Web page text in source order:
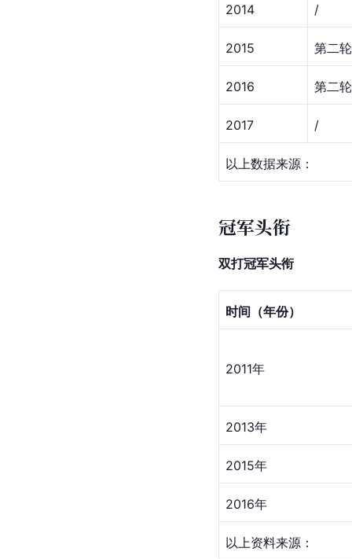
2014 /
2015 第二轮
2016 第二轮
2017 /
以上数据来源：
冠军头衔
双打冠军头衔
时间（年份）
2011年
2013年
2015年
2016年
以上资料来源：